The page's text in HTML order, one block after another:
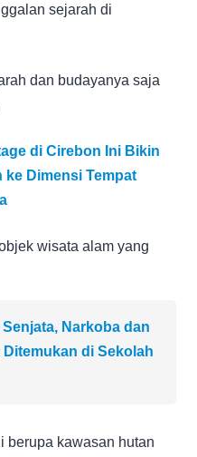
sejarah di
dan budayanya saja
di Cirebon Ini Bikin
Dimensi Tempat
wisata alam yang
Narkoba dan
di Sekolah
berupa kawasan hutan